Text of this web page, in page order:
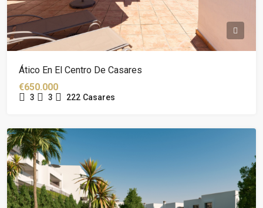
Ático En El Centro De Casares
€650.000
3 3 222 Casares